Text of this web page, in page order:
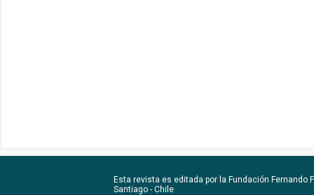
Esta revista es editada por la Fundación Fernando
Santiago - Chile